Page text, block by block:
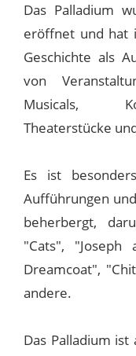
Das Palladium
eröffnet und hat
Geschichte als
von
Musicals,
Theaterstücke
Es ist
Aufführungen
beherbergt,
"Cats", "Joseph
Dreamcoat",
andere.
Das Palladium